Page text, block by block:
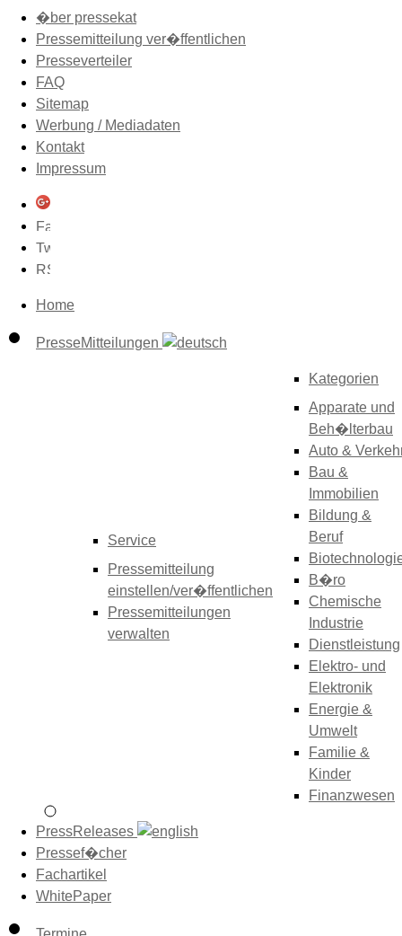
�ber pressekat
Pressemitteilung ver�ffentlichen
Presseverteiler
FAQ
Sitemap
Werbung / Mediadaten
Kontakt
Impressum
Home
PresseMitteilungen
Service
Pressemitteilung
einstellen/ver�ffentlichen
Pressemitteilungen
verwalten
Kategorien
Apparate und
Beh�lterbau
Auto &
Bau &
Immobilien
Bildung &
Beruf
B�ro
Chemische
Industrie
Dienstleistung
Elektro- und
Elektronik
Energie &
Umwelt
Familie &
Kinder
Finanzwesen
PressReleases
Pressef�cher
Fachartikel
WhitePaper